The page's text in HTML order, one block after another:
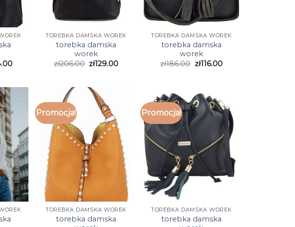
TOREBKA DAMSKA WOREK
torebka damska
worek
zł206.00 zł129.00
TOREBKA DAMSKA WOREK
torebka damska
worek
zł186.00 zł116.00
Promocja!
TOREBKA DAMSKA WOREK
torebka damska
Promocja!
TOREBKA DAMSKA WOREK
torebka damska